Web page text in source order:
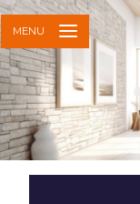
MENU